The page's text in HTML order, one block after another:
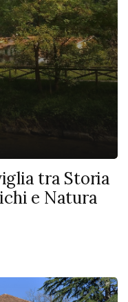
tra Storia
e Natura